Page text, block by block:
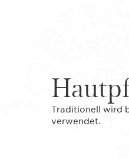
Traditionell wird
verwendet.